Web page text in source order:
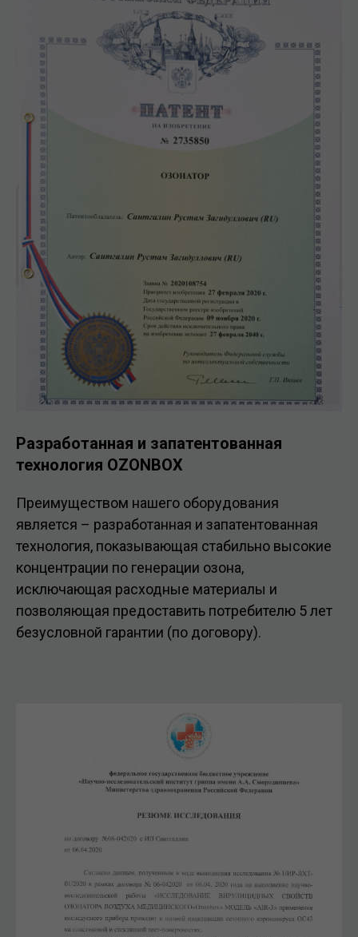
Разработанная и запатентованная
технология OZONBOX
Преимуществом нашего оборудования
является – разработанная и запатентованная
технология, показывающая стабильно высокие
концентрации по генерации озона,
исключающая расходные материалы и
позволяющая предоставить потребителю 5 лет
безусловной гарантии (по договору).